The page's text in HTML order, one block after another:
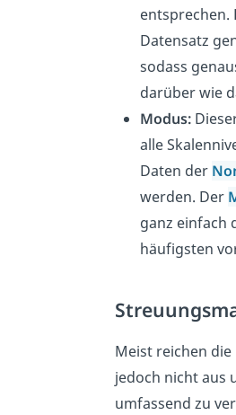
entsprechen.
Datensatz
sodass
darüber wie
Modus:
alle
Daten der
werden. Der
ganz einfach
häufigsten
Meist reichen
jedoch nicht aus
umfassend zu